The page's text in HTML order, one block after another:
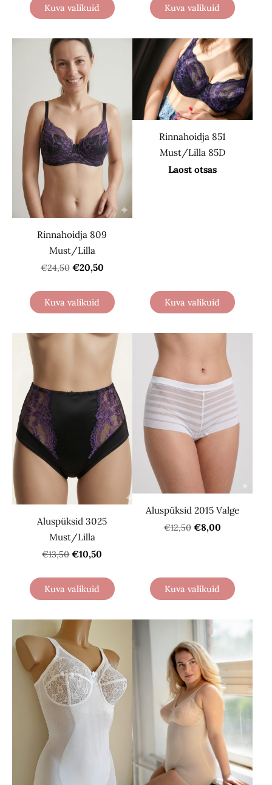
Kuva valikuid Kuva valikuid
Rinnahoidja 809
Must/Lilla
€24,50 €20,50
Kuva valikuid
Rinnahoidja 851
Must/Lilla 85D
Laost otsas
Kuva valikuid
Aluspüksid 3025
Must/Lilla
€13,50 €10,50
Kuva valikuid
Aluspüksid 2015 Valge
€12,50 €8,00
Kuva valikuid